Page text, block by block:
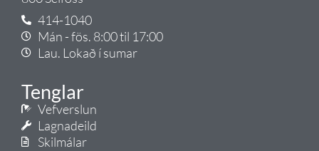
414-1040
Mán - fös. 8:00 til 17:00
Lau. Lokað í sumar
Tenglar
Vefverslun
Lagnadeild
Skilmálar